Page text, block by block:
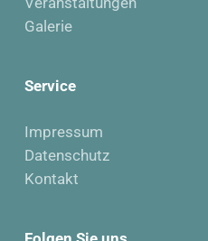
Galerie
Service
Impressum
Datenschutz
Kontakt